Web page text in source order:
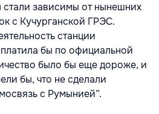
зависимы от нынешних
с Кучурганской ГРЭС.
станции
бы по официальной
было бы еще дороже, и
бы, что не сделали
с Румынией”.